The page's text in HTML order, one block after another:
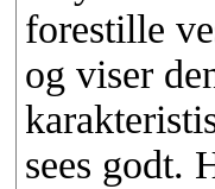
forestille
og viser
sees godt.